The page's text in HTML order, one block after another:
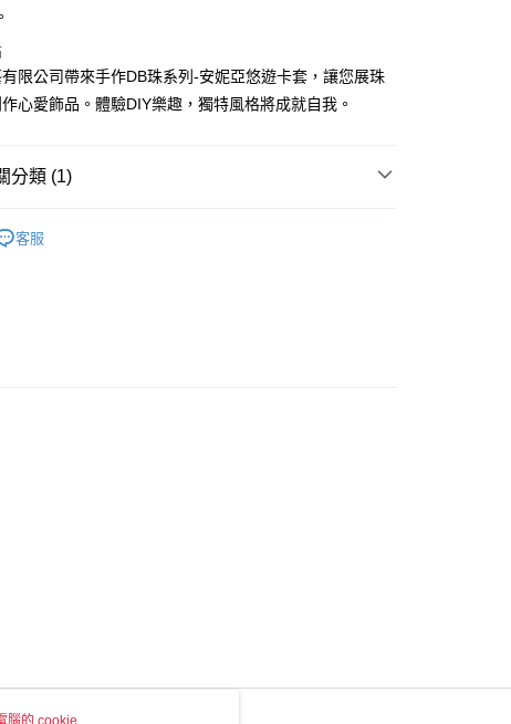
款
家取貨
限公司帶來手作DB珠系列-安妮亞悠遊卡套，讓您展珠
心愛飾品。體驗DIY樂趣，獨特風格將成就自我。
分類 (1)
客服
腦的 cookie